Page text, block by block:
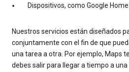
Dispositivos, como Google Home
Nuestros servicios están diseñados
conjuntamente con el fin de que
una tarea a otra. Por ejemplo, Maps
debes salir para llegar a tiempo a